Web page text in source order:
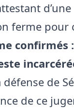
d’une
ferme pour
confirmés
de
de ce